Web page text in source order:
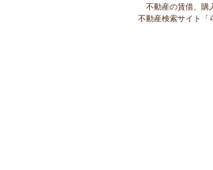
不動産の賃借、購
不動産検索サイト「